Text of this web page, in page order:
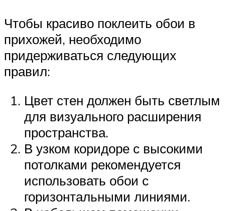
Чтобы красиво поклеить обои в
прихожей, необходимо
придерживаться следующих
правил:
Цвет стен должен быть светлым
для визуального расширения
пространства.
В узком коридоре с высокими
потолками рекомендуется
использовать обои с
горизонтальными линиями.